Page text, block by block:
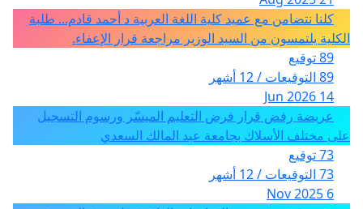
كلنا نتضامن مع عميد كلية اللغة العربية د أحمد قادم... طلبة
الكلية يلتمسون من السيد الوزير مراجعة قرار الإعفاء.
89 توقيع
89 التوقيعات / 12 أشهر
14 Jun 2026
عريضة رفض قرار فرض التعليم الميسّر ورسوم التسجيل
على مختلف الأسلاك بجامعة عبد المالك السعدي
73 توقيع
73 التوقيعات / 12 أشهر
6 Nov 2025